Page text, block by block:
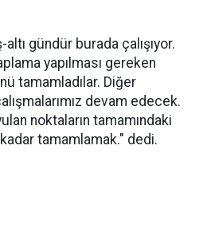
altı gündür burada çalışıyor.
yapılması gereken
tamamladılar. Diğer
devam edecek.
noktaların tamamındaki
kadar tamamlamak." dedi.